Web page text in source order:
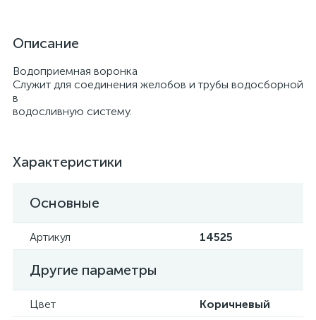
Описание
Водоприемная воронка
Служит для соединения желобов и трубы водосборной
в
водосливную систему.
Характеристики
Основные
Артикул 14525
Другие параметры
Цвет Коричневый